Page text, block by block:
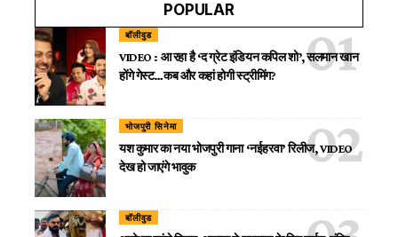
POPULAR
बॉलीवुड
VIDEO : आ रहा है ‘द ग्रेट इंडियन कपिल शो’, सलमान खान
होंगे गेस्ट…कब और कहां होगी स्ट्रीमिंग?
भोजपुरी सिनेमा
यश कुमार का नया भोजपुरी गाना ‘नईहरवा’ रिलीज, VIDEO
देख हो जाएंगे भावुक
बॉलीवुड